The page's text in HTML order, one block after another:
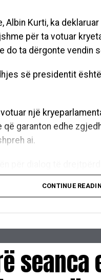
Albin Kurti, ka
për ta votuar
do ta dërgonte vendin
së presidentit
një
garanton edhe
ai.
paketë të plotë
Kuvendin,
thirrje udhëheqësve
CONTINUE
seanca